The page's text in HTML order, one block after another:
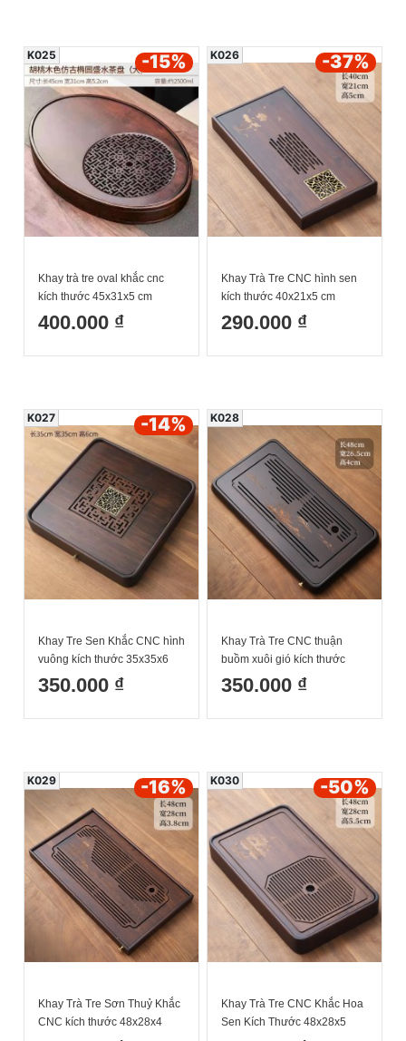
Khay trà tre oval khắc cnc
kích thước 45x31x5 cm
400.000 ₫
K025 -15%
Khay Trà Tre CNC hình sen
kích thước 40x21x5 cm
290.000 ₫
K026 -37%
Khay Tre Sen Khắc CNC hình
vuông kích thước 35x35x6
350.000 ₫
K027 -14%
Khay Trà Tre CNC thuận
buồm xuôi gió kích thước
48x26x4 cm
350.000 ₫
K028
Khay Trà Tre Sơn Thuỷ Khắc
CNC kích thước 48x28x4
K029 -16%
Khay Trà Tre CNC Khắc Hoa
Sen Kích Thước 48x28x5
K030 -50%